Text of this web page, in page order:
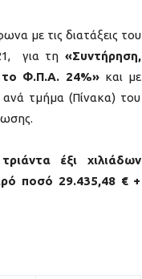
με τις διατάξεις του
για τη «Συντήρηση,
το Φ.Π.Α. 24%» και με
τμήμα (Πίνακα) του
έξι χιλιάδων
ποσό 29.435,48 € +